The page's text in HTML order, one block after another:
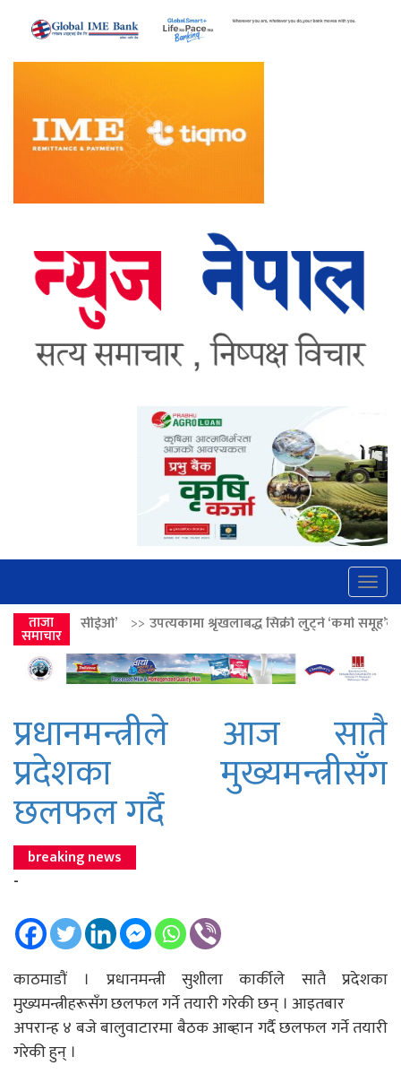
ताजा
समाचार
>>उपत्यकामा श्रृंखलाबद्ध सिक्री लुट्ने ‘कर्मा समूह’का नाइकेसहित पाँच
प्रधानमन्त्रीले आज सातै
प्रदेशका मुख्यमन्त्रीसँग
छलफल गर्दै
breaking news
-
काठमाडौं । प्रधानमन्त्री सुशीला कार्कीले सातै प्रदेशका
मुख्यमन्त्रीहरूसँग छलफल गर्ने तयारी गरेकी छन् । आइतबार
अपरान्ह ४ बजे बालुवाटारमा बैठक आब्हान गर्दै छलफल गर्ने तयारी
गरेकी हुन् ।